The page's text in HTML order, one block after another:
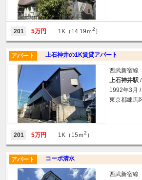
201 5万円 1K（14.19ｍ2 ）
上石神井の1K賃貸アパート
アパート
西武新宿線
上石神井駅
1992年3月
東京都練馬
201 5万円 1K（15ｍ2 ）
コーポ清水
アパート
西武新宿線